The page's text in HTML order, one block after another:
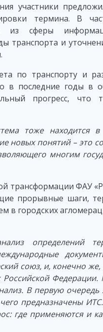
участники
термина. В
из сферы
транспорта и
по транспорту и
в последние годы в
прогресс, что
тоже находится
новых понятий – это
многим
трансформации ФАУ
прорывные шаги,
в городских
определений
союз, и, конечно
В первую очередь
предназначены
где применяются и